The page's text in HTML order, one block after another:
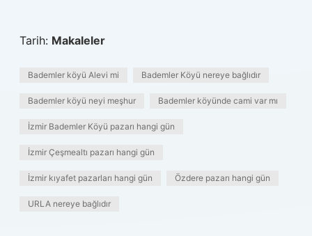
Tarih: Makaleler
Bademler köyü Alevi mi Bademler Köyü nereye bağlıdır
Bademler köyü neyi meşhur Bademler köyünde cami var mı
İzmir Bademler Köyü pazarı hangi gün
İzmir Çeşmealtı pazarı hangi gün
İzmir kıyafet pazarları hangi gün Özdere pazarı hangi gün
URLA nereye bağlıdır